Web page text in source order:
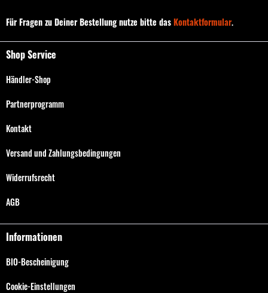
Für Fragen zu Deiner Bestellung nutze bitte dasKontaktformular.
Shop Service
Händler-Shop
Partnerprogramm
Kontakt
Versand und Zahlungsbedingungen
Widerrufsrecht
AGB
Informationen
BIO-Bescheinigung
Cookie-Einstellungen